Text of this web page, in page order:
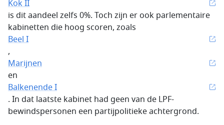
Kok II
is dit aandeel zelfs 0%. Toch zijn er ook parlementaire
kabinetten die hoog scoren, zoals
Beel I
,
Marijnen
en
Balkenende I
. In dat laatste kabinet had geen van de LPF-
bewindspersonen een partijpolitieke achtergrond.